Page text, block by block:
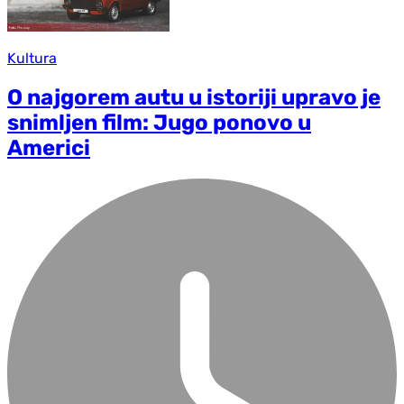
Kultura
O najgorem autu u istoriji upravo je
snimljen film: Jugo ponovo u
Americi